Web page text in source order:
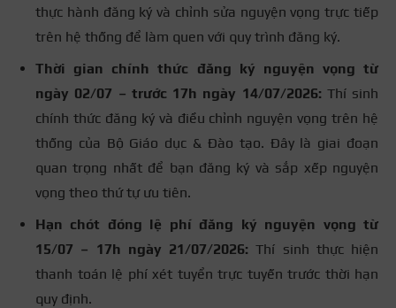
thực hành đăng ký và chỉnh sửa nguyện vọng trực tiếp
trên hệ thống để làm quen với quy trình đăng ký.
Thời gian chính thức đăng ký nguyện vọng từ
ngày 02/07 – trước 17h ngày 14/07/2026: Thí sinh
chính thức đăng ký và điều chỉnh nguyện vọng trên hệ
thống của Bộ Giáo dục & Đào tạo. Đây là giai đoạn
quan trọng nhất để bạn đăng ký và sắp xếp nguyện
vọng theo thứ tự ưu tiên.
Hạn chót đóng lệ phí đăng ký nguyện vọng từ
15/07 – 17h ngày 21/07/2026:Thí sinh thực hiện
thanh toán lệ phí xét tuyển trực tuyến trước thời hạn
quy định.